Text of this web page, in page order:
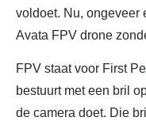
voldoet. Nu, ongeveer
Avata FPV drone
FPV staat voor First
bestuurt met een bril
de camera doet. Die